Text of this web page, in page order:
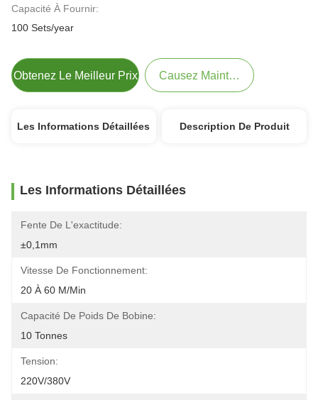
Capacité À Fournir:
100 Sets/year
Obtenez Le Meilleur Prix Causez Maintenant
Les Informations Détaillées Description De Produit
Les Informations Détaillées
Fente De L'exactitude:
±0,1mm
Vitesse De Fonctionnement:
20 À 60 M/min
Capacité De Poids De Bobine:
10 Tonnes
Tension:
220V/380V